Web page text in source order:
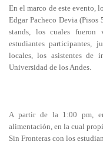
En el marco de este evento,
Edgar Pacheco Devia
stands, los cuales
estudiantes participantes,
locales, los asistentes de
Universidad de los Andes.
A partir de la 1:00 pm,
alimentación, en la cual
Sin Fronteras con los